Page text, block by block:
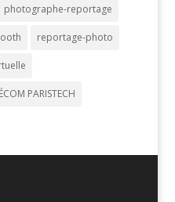
photographe-reportage
reportage-photo
PARISTECH